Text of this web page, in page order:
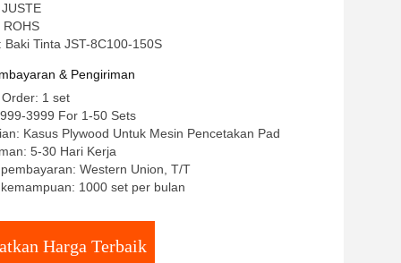
ROHS
Baki Tinta JST-8C100-150S
& Pengiriman
1 set
3999 For 1-50 Sets
Kasus Plywood Untuk Mesin Pencetakan Pad
5-30 Hari Kerja
Western Union, T/T
1000 set per bulan
Harga Terbaik